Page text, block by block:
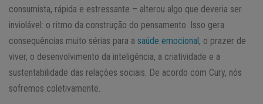
consumista, rápida e estressante – alterou algo que deveria ser
inviolável: o ritmo da construção do pensamento. Isso gera
consequências muito sérias para a saúde emocional, o prazer de
viver, o desenvolvimento da inteligência, a criatividade e a
sustentabilidade das relações sociais. De acordo com Cury, nós
sofremos coletivamente.